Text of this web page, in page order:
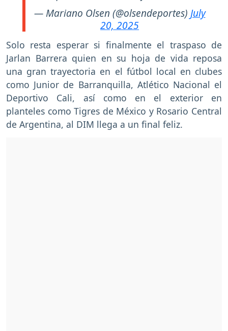
— Mariano Olsen (@olsendeportes) July
20, 2025
Solo resta esperar si finalmente el traspaso de
Jarlan Barrera quien en su hoja de vida reposa
una gran trayectoria en el fútbol local en clubes
como Junior de Barranquilla, Atlético Nacional el
Deportivo Cali, así como en el exterior en
planteles como Tigres de México y Rosario Central
de Argentina, al DIM llega a un final feliz.